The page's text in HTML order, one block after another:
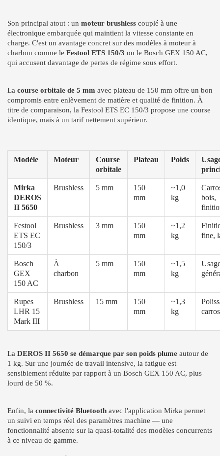
Son principal atout : un moteur brushless couplé à une
électronique embarquée qui maintient la vitesse constante en
charge. C'est un avantage concret sur des modèles à moteur à
charbon comme le Festool ETS 150/3 ou le Bosch GEX 150 AC,
qui accusent davantage de pertes de régime sous effort.
La course orbitale de 5 mm avec plateau de 150 mm offre un bon
compromis entre enlèvement de matière et qualité de finition. À
titre de comparaison, la Festool ETS EC 150/3 propose une course
identique, mais à un tarif nettement supérieur.
Modèle Moteur
Course
orbitale
Plateau Poids
Mirka
DEROS
II 5650
Brushless 5 mm
150
mm
~1,0
kg
bois,
Festool
ETS EC
150/3
Brushless 3 mm
150
mm
~1,2
kg
fine,
Bosch
GEX
150 AC
À
charbon
5 mm
150
mm
~1,5
kg
Rupes
LHR 15
Mark III
Brushless 15 mm
150
mm
~1,3
kg
La DEROS II 5650 se démarque par son poids plume autour de
1 kg. Sur une journée de travail intensive, la fatigue est
sensiblement réduite par rapport à un Bosch GEX 150 AC, plus
lourd de 50 %.
Enfin, la connectivité Bluetooth avec l'application Mirka permet
un suivi en temps réel des paramètres machine — une
fonctionnalité absente sur la quasi-totalité des modèles concurrents
à ce niveau de gamme.